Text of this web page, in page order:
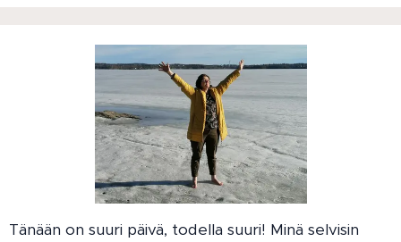
Tänään on suuri päivä, todella suuri! Minä selvisin